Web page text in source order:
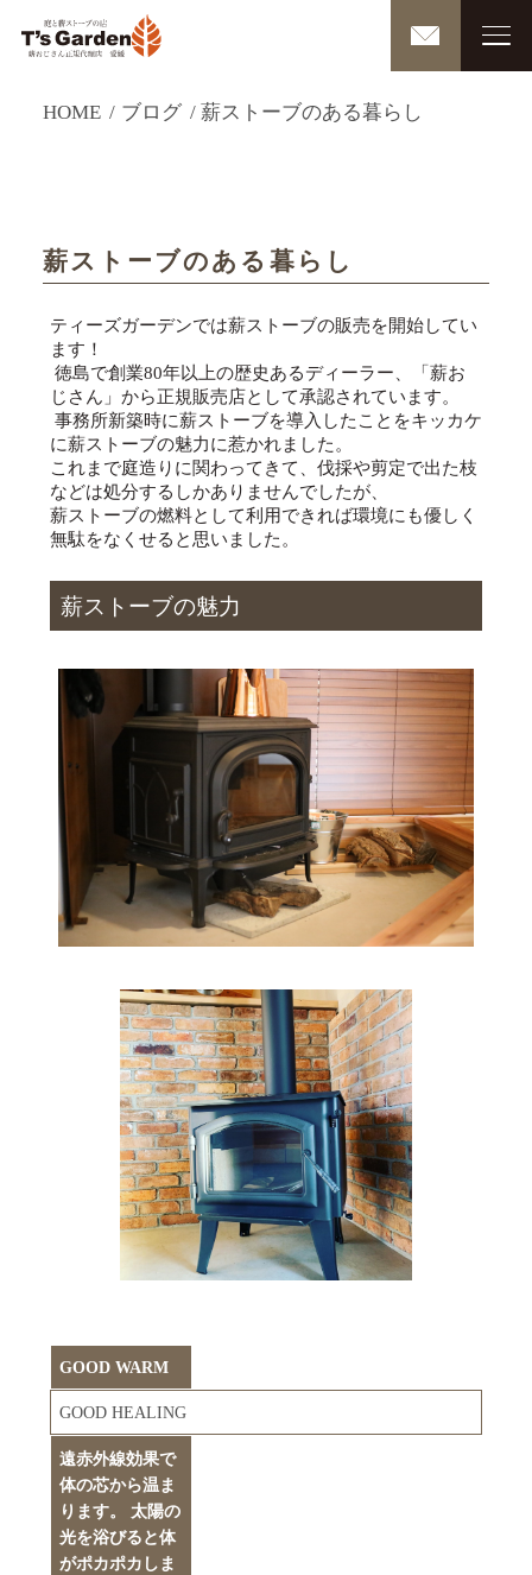
HOME ブログ 薪ストーブのある暮らし
薪ストーブのある暮らし
ティーズガーデンでは薪ストーブの販売を開始してい
ます！
徳島で創業80年以上の歴史あるディーラー、「薪お
じさん」から正規販売店として承認されています。
事務所新築時に薪ストーブを導入したことをキッカケ
に薪ストーブの魅力に惹かれました。
これまで庭造りに関わってきて、伐採や剪定で出た枝
などは処分するしかありませんでしたが、
薪ストーブの燃料として利用できれば環境にも優しく
無駄をなくせると思いました。
薪ストーブの魅力
GOOD WARM
GOOD HEALING
遠赤外線効果で
体の芯から温ま
ります。 太陽の
光を浴びると体
がポカポカしま